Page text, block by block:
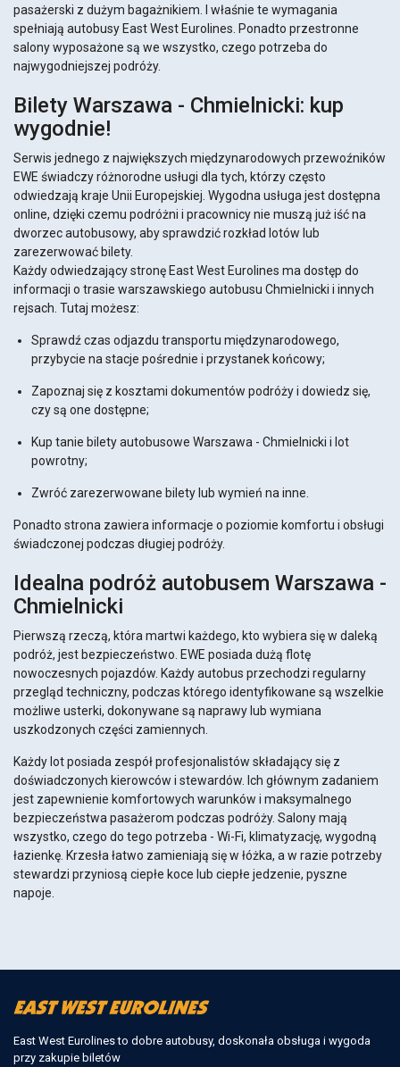
pasażerski z dużym bagażnikiem. I właśnie te wymagania
spełniają autobusy East West Eurolines. Ponadto przestronne
salony wyposażone są we wszystko, czego potrzeba do
najwygodniejszej podróży.
Bilety Warszawa - Chmielnicki: kup
wygodnie!
Serwis jednego z największych międzynarodowych przewoźników
EWE świadczy różnorodne usługi dla tych, którzy często
odwiedzają kraje Unii Europejskiej. Wygodna usługa jest dostępna
online, dzięki czemu podróżni i pracownicy nie muszą już iść na
dworzec autobusowy, aby sprawdzić rozkład lotów lub
zarezerwować bilety.
Każdy odwiedzający stronę East West Eurolines ma dostęp do
informacji o trasie warszawskiego autobusu Chmielnicki i innych
rejsach. Tutaj możesz:
Sprawdź czas odjazdu transportu międzynarodowego,
przybycie na stacje pośrednie i przystanek końcowy;
Zapoznaj się z kosztami dokumentów podróży i dowiedz się,
czy są one dostępne;
Kup tanie bilety autobusowe Warszawa - Chmielnicki i lot
powrotny;
Zwróć zarezerwowane bilety lub wymień na inne.
Ponadto strona zawiera informacje o poziomie komfortu i obsługi
świadczonej podczas długiej podróży.
Idealna podróż autobusem Warszawa -
Chmielnicki
Pierwszą rzeczą, która martwi każdego, kto wybiera się w daleką
podróż, jest bezpieczeństwo. EWE posiada dużą flotę
nowoczesnych pojazdów. Każdy autobus przechodzi regularny
przegląd techniczny, podczas którego identyfikowane są wszelkie
możliwe usterki, dokonywane są naprawy lub wymiana
uszkodzonych części zamiennych.
Każdy lot posiada zespół profesjonalistów składający się z
doświadczonych kierowców i stewardów. Ich głównym zadaniem
jest zapewnienie komfortowych warunków i maksymalnego
bezpieczeństwa pasażerom podczas podróży. Salony mają
wszystko, czego do tego potrzeba - Wi-Fi, klimatyzację, wygodną
łazienkę. Krzesła łatwo zamieniają się w łóżka, a w razie potrzeby
stewardzi przyniosą ciepłe koce lub ciepłe jedzenie, pyszne
napoje.
East West Eurolines to dobre autobusy, doskonała obsługa i wygoda
przy zakupie biletów